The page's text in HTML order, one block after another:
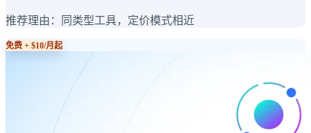
推荐理由： 同类型工具，定价模式相近
免费 + $10/月起